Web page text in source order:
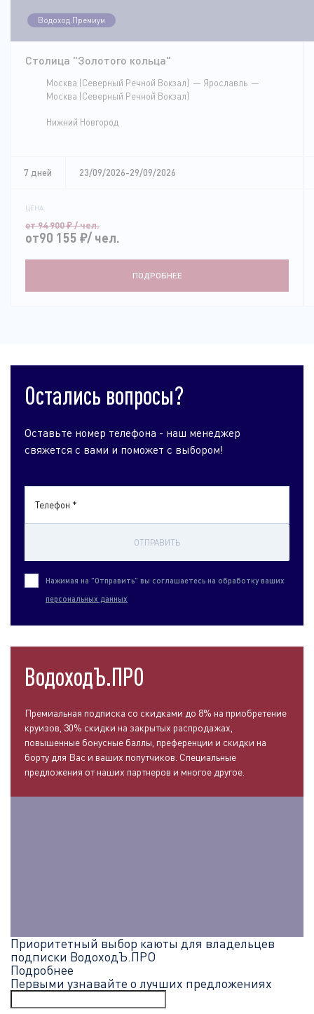
Водоход.Премиум
Столица "Золотого кольца"
Москва (Северный Речной Вокзал)
Ярославль
Москва (Северный Речной Вокзал)
Нижний Новгород
7 дней 23/09/2026-29/09/2026
ЦЕНА:
от 94 900₽/ чел.
от90 155 ₽/ чел.
ПОДРОБНЕЕ
Остались вопросы?
Оставьте номер телефона - наш менеджер
свяжется с вами и поможет с выбором!
Телефон *
ОТПРАВИТЬ
Нажимая на "Отправить" вы соглашаетесь на обработку ваших
персональных данных
ВодоходЪ.ПРО
Премиальная подписка со скидками до 8% на приобретение
круизов, 30% скидки на закрытых распродажах,
повышенные бонусные баллы, преференции и скидки на
борту для Вас и ваших попутчиков. Специальные
предложения от наших партнеров и многое другое.
Приоритетный выбор каюты для владельцев
подписки ВодоходЪ.ПРО
Подробнее
Первыми узнавайте о лучших предложениях